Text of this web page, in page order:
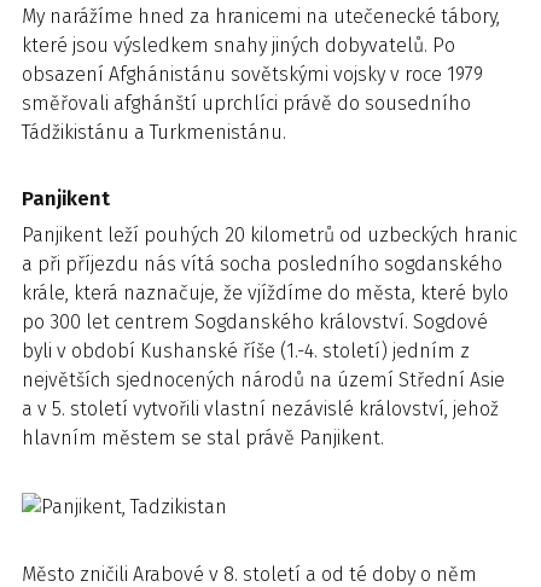
My narážíme hned za hranicemi na utečenecké tábory,
které jsou výsledkem snahy jiných dobyvatelů. Po
obsazení Afghánistánu sovětskými vojsky v roce 1979
směřovali afghánští uprchlíci právě do sousedního
Tádžikistánu a Turkmenistánu.
Panjikent
Panjikent leží pouhých 20 kilometrů od uzbeckých hranic
a při příjezdu nás vítá socha posledního sogdanského
krále, která naznačuje, že vjíždíme do města, které bylo
po 300 let centrem Sogdanského království. Sogdové
byli v období Kushanské říše (1.-4. století) jedním z
největších sjednocených národů na území Střední Asie
a v 5. století vytvořili vlastní nezávislé království, jehož
hlavním městem se stal právě Panjikent.
Město zničili Arabové v 8. století a od té doby o něm